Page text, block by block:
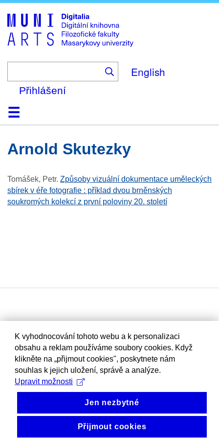
to
main
content
English
Přihlášení
DomůKolekce
Prohlížení
Vyhledávání
O platformě
Nápověda
KontaktDigitalia
Arnold Skutezky
Tomášek, Petr. Způsoby vizuální dokumentace uměleckých
sbírek v éře fotografie : příklad dvou brněnských
soukromých kolekcí z první poloviny 20. století
K vyhodnocování tohoto webu a k personalizaci
obsahu a reklam používáme soubory cookies. Když
klikněte na „přijmout cookies", poskytnete nám
souhlas k jejich uložení, správě a analýze.
Upravit možnosti
Jen nezbytné
Přijmout cookies